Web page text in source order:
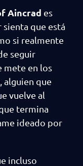
Aincrad es
que está
si realmente
seguir
mete en los
alguien que
vuelve al
termina
ideado por
incluso